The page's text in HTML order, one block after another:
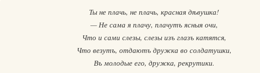
Ты не плачь, не плачь, красная дѣвушка!
— Не сама я плачу, плачутъ ясныя очи,
Что и сами слезы, слезы изъ глазъ катятся,
Что везутъ, отдаютъ дружка во солдатушки,
Въ молодые его, дружка, рекрутики.